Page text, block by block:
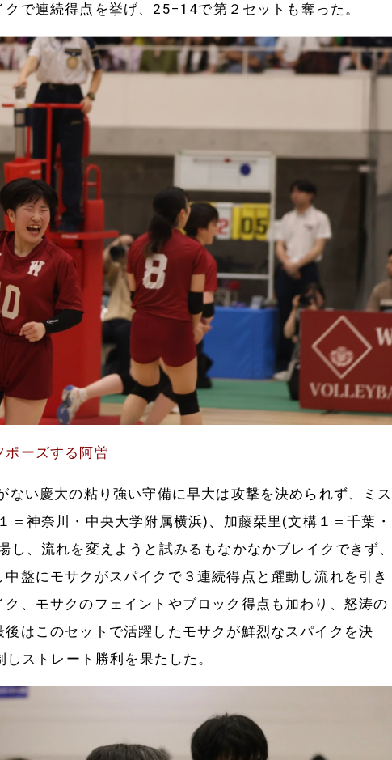
で連続得点を挙げ、25−14で第２セットも奪った。
ポーズする阿曽
い慶大の粘り強い守備に早大は攻撃を決められず、ミス
＝神奈川・中央大学附属横浜)、加藤栞里(文構１＝千葉・
し、流れを変えようと試みるもなかなかブレイクできず、
盤にモサクがスパイクで３連続得点と躍動し流れを引き
、モサクのフェイントやブロック得点も加わり、怒涛の
後はこのセットで活躍したモサクが鮮烈なスパイクを決
ストレート勝利を果たした。